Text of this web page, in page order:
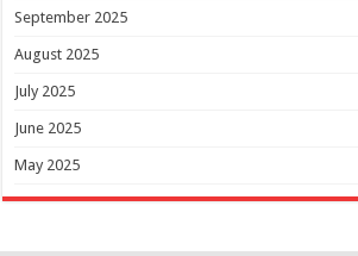
September 2025
August 2025
July 2025
June 2025
May 2025